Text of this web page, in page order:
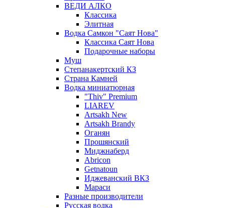
ВЕДИ АЛКО
Классика
Элитная
Водка Самкон "Саят Нова"
Классика Саят Нова
Подарочные наборы
Муш
Степанакертский КЗ
Страна Камней
Водка миниатюрная
"Thiv" Premium
LIAREV
Artsakh New
Artsakh Brandy
Оганян
Прошянский
Миджнаберд
Abricon
Getnatoun
Иджеванский ВКЗ
Мараси
Разные производители
Русская водка